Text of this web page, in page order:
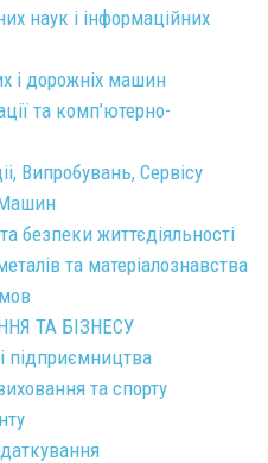
наук і інформаційних
і дорожніх машин
та комп’ютерно-
Випробувань, Сервісу
Машин
безпеки життєдіяльності
та матеріалознавства
ТА БІЗНЕСУ
підприємництва
та спорту